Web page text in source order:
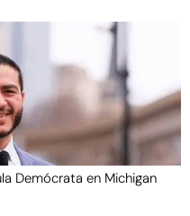
Demócrata en Michigan